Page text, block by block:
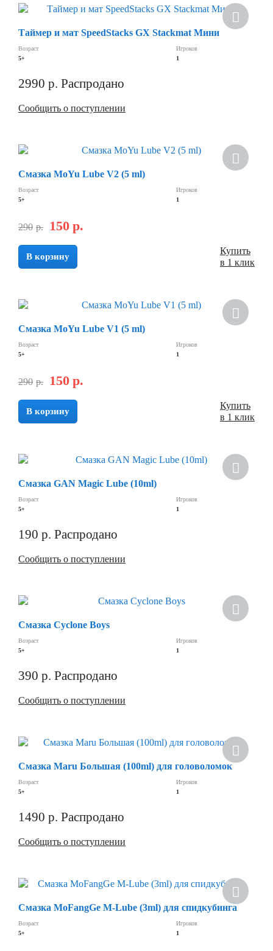
Таймер и мат SpeedStacks GX Stackmat Мини
Возраст
5+
Игроков
1
2990 р. Распродано
Сообщить о поступлении
Смазка MoYu Lube V2 (5 ml)
Возраст
5+
Игроков
1
290 р. 150 р.
В корзину
Купить
в 1 клик
Смазка MoYu Lube V1 (5 ml)
Возраст
5+
Игроков
1
290 р. 150 р.
В корзину
Купить
в 1 клик
Смазка GAN Magic Lube (10ml)
Возраст
5+
Игроков
1
190 р. Распродано
Сообщить о поступлении
Смазка Cyclone Boys
Возраст
5+
Игроков
1
390 р. Распродано
Сообщить о поступлении
Смазка Maru Большая (100ml) для головоломок
Возраст
5+
Игроков
1
1490 р. Распродано
Сообщить о поступлении
Смазка MoFangGe M-Lube (3ml) для спидкубинга
Возраст
5+
Игроков
1